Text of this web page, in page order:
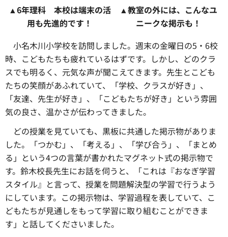
▲6年理科 本校は端末の活
用も先進的です！
▲教室の外には、こんなユ
ニークな掲示も！
小名木川小学校を訪問しました。週末の金曜日の5・6校
時、こどもたちも疲れているはずです。しかし、どのクラ
スでも明るく、元気な声が聞こえてきます。先生とこども
たちの笑顔があふれていて、「学校、クラスが好き」、
「友達、先生が好き」、「こどもたちが好き」という雰囲
気の良さ、温かさが伝わってきました。
どの授業を見ていても、黒板に共通した掲示物がありま
した。「つかむ」、「考える」、「学び合う」、「まとめ
る」という4つの言葉が書かれたマグネット式の掲示物で
す。鈴木校長先生にお話を伺うと、「これは『おなぎ学習
スタイル』と言って、授業を問題解決型の学習で行うよう
にしています。この掲示物は、学習過程を表していて、こ
どもたちが見通しをもって学習に取り組むことができま
す」と話してくださいました。